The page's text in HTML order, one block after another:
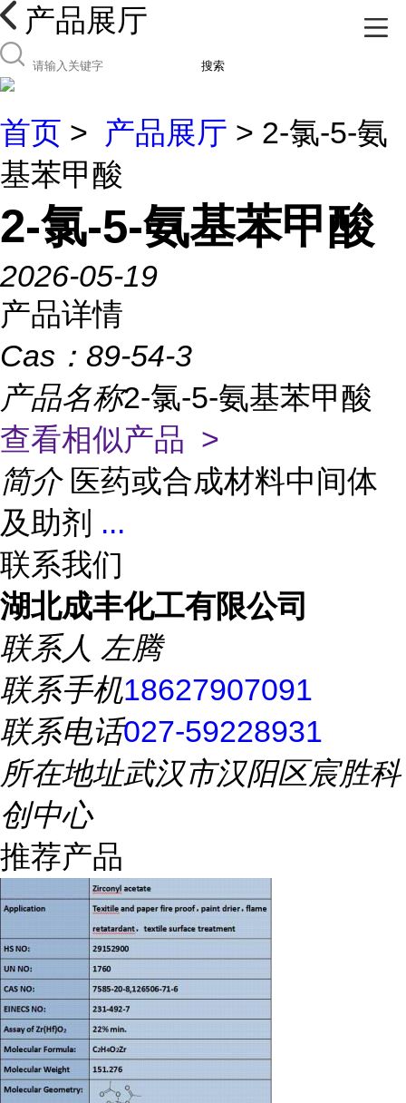
产品展厅
搜索
首页 > 产品展厅 > 2-氯-5-氨
基苯甲酸
2-氯-5-氨基苯甲酸
2026-05-19
产品详情
Cas： 89-54-3
产品名称2-氯-5-氨基苯甲酸
查看相似产品 >
简介 医药或合成材料中间体
及助剂 ...
联系我们
湖北成丰化工有限公司
联系人 左腾
联系手机18627907091
联系电话027-59228931
所在地址武汉市汉阳区宸胜科
创中心
推荐产品